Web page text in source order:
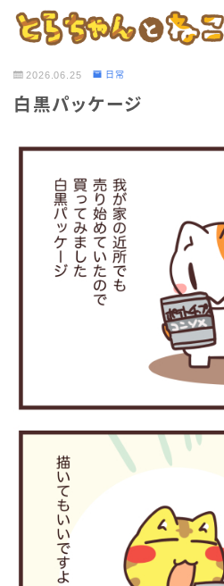
2026.06.25 日常
白黒パッケージ